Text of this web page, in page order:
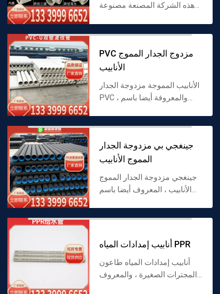
هذه الشركة المصنعة مصنوعة
المصممة خصيصًا لتوصيل نظ...
PVC مزدوج الجدار المموج
الأنابيب
الأنابيب المموجة مزدوجة الجدار
PVC ، والمعروفة أيضا باسم
الخارجي الم...
جينغجي بي مزدوجة الجدار
المموج الأنابيب
جينغجي مزدوجة الجدار المموج
الأنابيب ، المعروف أيضا باسم
والجدار الداخلي على ن...
أنابيب إمدادات المياه PPR
أنابيب إمدادات المياه طاعون
المجترات الصغيرة ، والمعروف